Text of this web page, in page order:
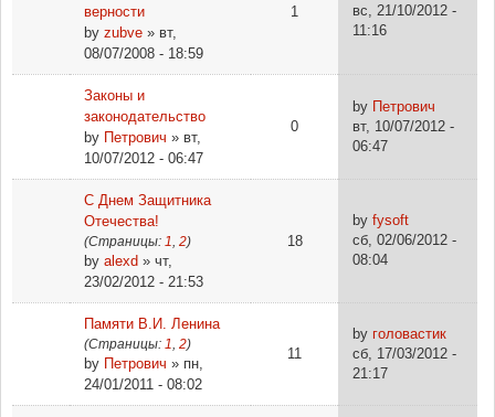
верности
by zubve » вт,
08/07/2008 - 18:59
1
вс, 21/10/2012 -
11:16
Законы и
законодательство
by Петрович » вт,
10/07/2012 - 06:47
0
by Петрович
вт, 10/07/2012 -
06:47
С Днем Защитника
Отечества!
(Страницы: 1 2)
by alexd » чт,
23/02/2012 - 21:53
18
by fysoft
сб, 02/06/2012 -
08:04
Памяти В.И. Ленина
(Страницы: 1 2)
by Петрович » пн,
24/01/2011 - 08:02
11
by головастик
сб, 17/03/2012 -
21:17